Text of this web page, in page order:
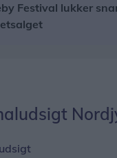
lukker snart for